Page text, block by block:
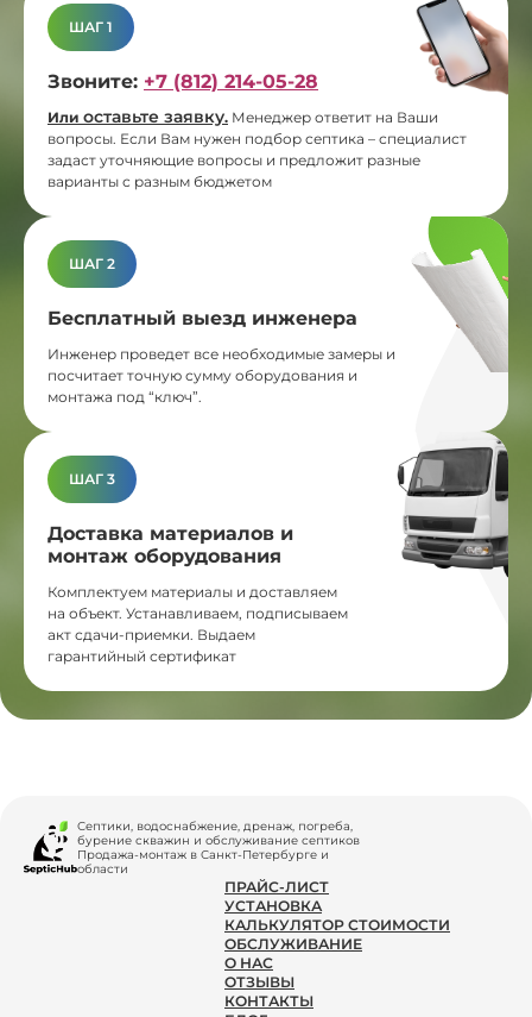
ШАГ 1
Звоните: +7 (812) 214-05-28
Или оставьте заявку. Менеджер ответит на Ваши
вопросы. Если Вам нужен подбор септика – специалист
задаст уточняющие вопросы и предложит разные
варианты с разным бюджетом
ШАГ 2
Бесплатный выезд инженера
Инженер проведет все необходимые замеры и
посчитает точную сумму оборудования и
монтажа под “ключ”.
ШАГ 3
Доставка материалов и
монтаж оборудования
Комплектуем материалы и доставляем
на объект. Устанавливаем, подписываем
акт сдачи-приемки. Выдаем
гарантийный сертификат
Септики, водоснабжение, дренаж, погреба,
бурение скважин и обслуживание септиков
Продажа-монтаж в Санкт-Петербурге и
области
ПРАЙС-ЛИСТ
УСТАНОВКА
КАЛЬКУЛЯТОР СТОИМОСТИ
ОБСЛУЖИВАНИЕ
О НАС
ОТЗЫВЫ
КОНТАКТЫ